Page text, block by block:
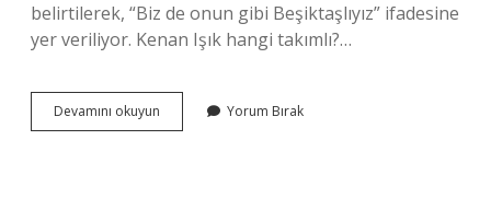
belirtilerek, “Biz de onun gibi Beşiktaşlıyız” ifadesine
yer veriliyor. Kenan Işık hangi takımlı?…
Devamını okuyun
Peker
Yorum Bırak